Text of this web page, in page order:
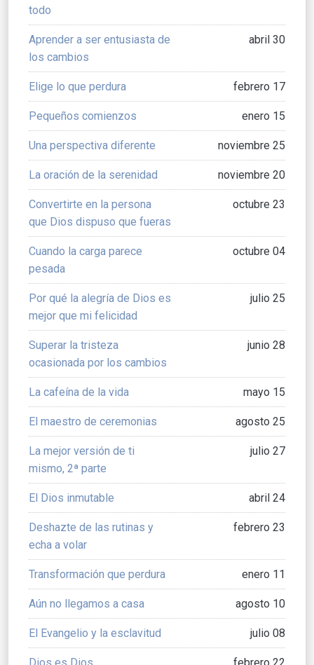
todo
Aprender a ser entusiasta de
los cambios
abril 30
Elige lo que perdura febrero 17
Pequeños comienzos enero 15
Una perspectiva diferente noviembre 25
La oración de la serenidad noviembre 20
Convertirte en la persona
que Dios dispuso que fueras
octubre 23
Cuando la carga parece
pesada
octubre 04
Por qué la alegría de Dios es
mejor que mi felicidad
julio 25
Superar la tristeza
ocasionada por los cambios
junio 28
La cafeína de la vida mayo 15
El maestro de ceremonias agosto 25
La mejor versión de ti
mismo, 2ª parte
julio 27
El Dios inmutable abril 24
Deshazte de las rutinas y
echa a volar
febrero 23
Transformación que perdura enero 11
Aún no llegamos a casa agosto 10
El Evangelio y la esclavitud julio 08